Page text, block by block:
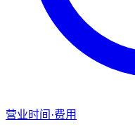
营业时间·费用